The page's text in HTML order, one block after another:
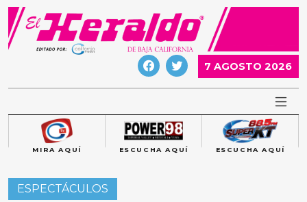
Skip
content
7 AGOSTO 2026
MIRA AQUÍ ESCUCHA AQUÍ ESCUCHA AQUÍ
ESPECTÁCULOS